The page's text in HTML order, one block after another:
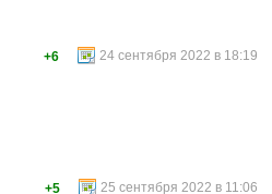
24 сентября 2022 в 18:19
+6
25 сентября 2022 в 11:06
+5